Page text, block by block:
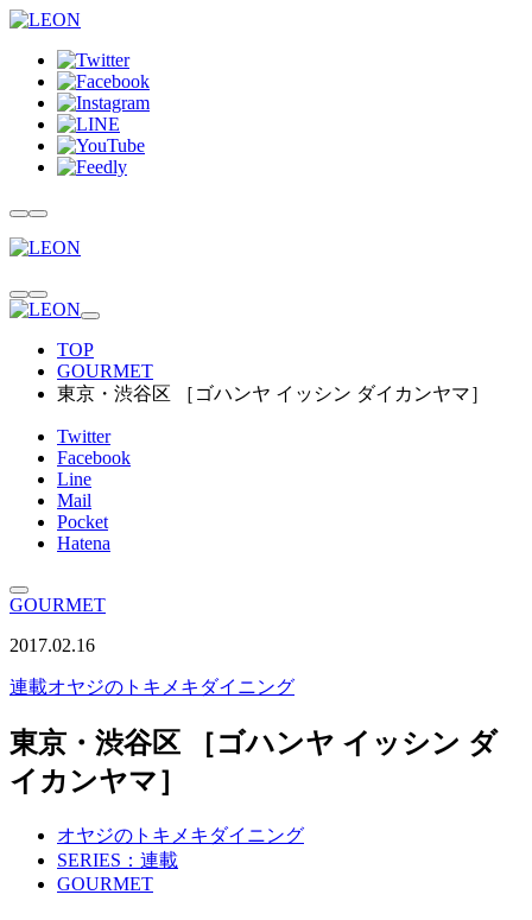
TOP
GOURMET
東京・渋谷区 ［ゴハンヤ イッシン ダイカンヤマ］
Twitter
Facebook
Line
Mail
Pocket
Hatena
GOURMET
2017.02.16
連載オヤジのトキメキダイニング
東京・渋谷区 ［ゴハンヤ イッシン ダ
イカンヤマ］
オヤジのトキメキダイニング
SERIES：連載
GOURMET